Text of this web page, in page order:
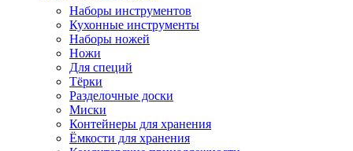
Наборы инструментов
Кухонные инструменты
Наборы ножей
Ножи
Для специй
Тёрки
Разделочные доски
Миски
Контейнеры для хранения
Ёмкости для хранения